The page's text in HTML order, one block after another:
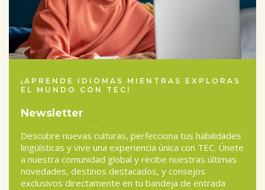
¡APRENDE IDIOMAS MIENTRAS EXPLORAS
EL MUNDO CON TEC!
Newsletter
Descubre nuevas culturas, perfecciona tus habilidades
lingüísticas y vive una experiencia única con TEC. Únete
a nuestra comunidad global y recibe nuestras últimas
novedades, destinos destacados, y consejos
exclusivos directamente en tu bandeja de entrada